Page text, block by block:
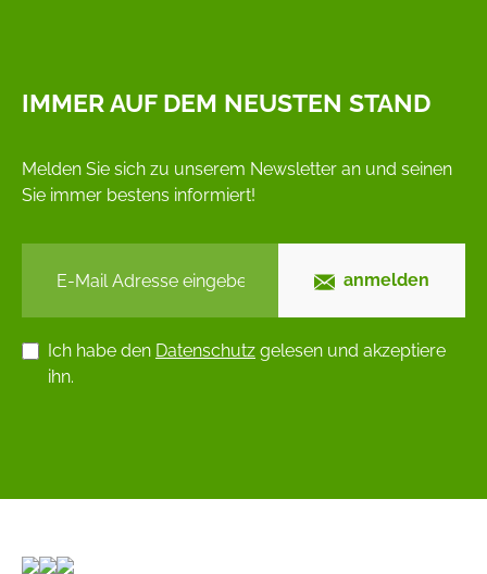
IMMER AUF DEM NEUSTEN STAND
Melden Sie sich zu unserem Newsletter an und seinen
Sie immer bestens informiert!
anmelden
Ich habe den Datenschutz gelesen und akzeptiere
ihn.